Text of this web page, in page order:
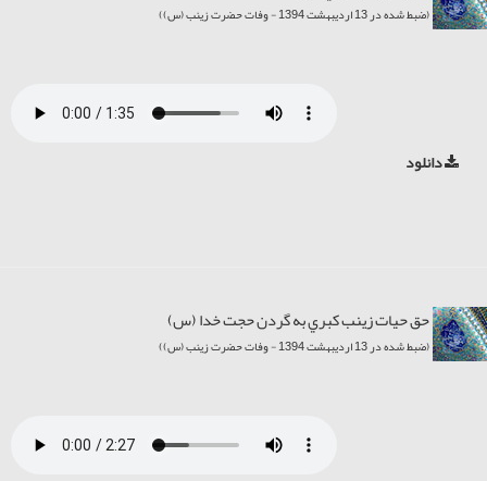
(ضبط شده در 13 اردیبهشت 1394 - وفات حضرت زینب (س))
دانلود
حق حيات زينب کبري به گردن حجت خدا (س)
(ضبط شده در 13 اردیبهشت 1394 - وفات حضرت زینب (س))